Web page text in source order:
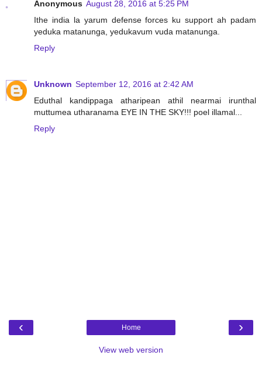
Anonymous August 28, 2016 at 5:25 PM
Ithe india la yarum defense forces ku support ah padam
yeduka matanunga, yedukavum vuda matanunga.
Reply
Unknown September 12, 2016 at 2:42 AM
Eduthal kandippaga atharipean athil nearmai irunthal
muttumea utharanama EYE IN THE SKY!!! poel illamal...
Reply
‹ ›
Home
View web version